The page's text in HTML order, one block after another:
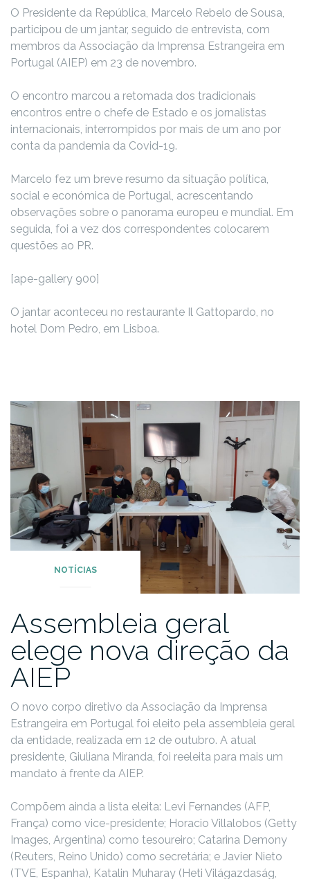
O Presidente da República, Marcelo Rebelo de Sousa,
participou de um jantar, seguido de entrevista, com
membros da Associação da Imprensa Estrangeira em
Portugal (AIEP) em 23 de novembro.
O encontro marcou a retomada dos tradicionais
encontros entre o chefe de Estado e os jornalistas
internacionais, interrompidos por mais de um ano por
conta da pandemia da Covid-19.
Marcelo fez um breve resumo da situação política,
social e económica de Portugal, acrescentando
observações sobre o panorama europeu e mundial. Em
seguida, foi a vez dos correspondentes colocarem
questões ao PR.
[ape-gallery 900]
O jantar aconteceu no restaurante Il Gattopardo, no
hotel Dom Pedro, em Lisboa.
NOTÍCIAS
Assembleia geral
elege nova direção da
AIEP
O novo corpo diretivo da Associação da Imprensa
Estrangeira em Portugal foi eleito pela assembleia geral
da entidade, realizada em 12 de outubro. A atual
presidente, Giuliana Miranda, foi reeleita para mais um
mandato à frente da AIEP.
Compõem ainda a lista eleita: Levi Fernandes (AFP,
França) como vice-presidente; Horacio Villalobos (Getty
Images, Argentina) como tesoureiro; Catarina Demony
(Reuters, Reino Unido) como secretária; e Javier Nieto
(TVE, Espanha), Katalin Muharay (Heti Világazdaság,